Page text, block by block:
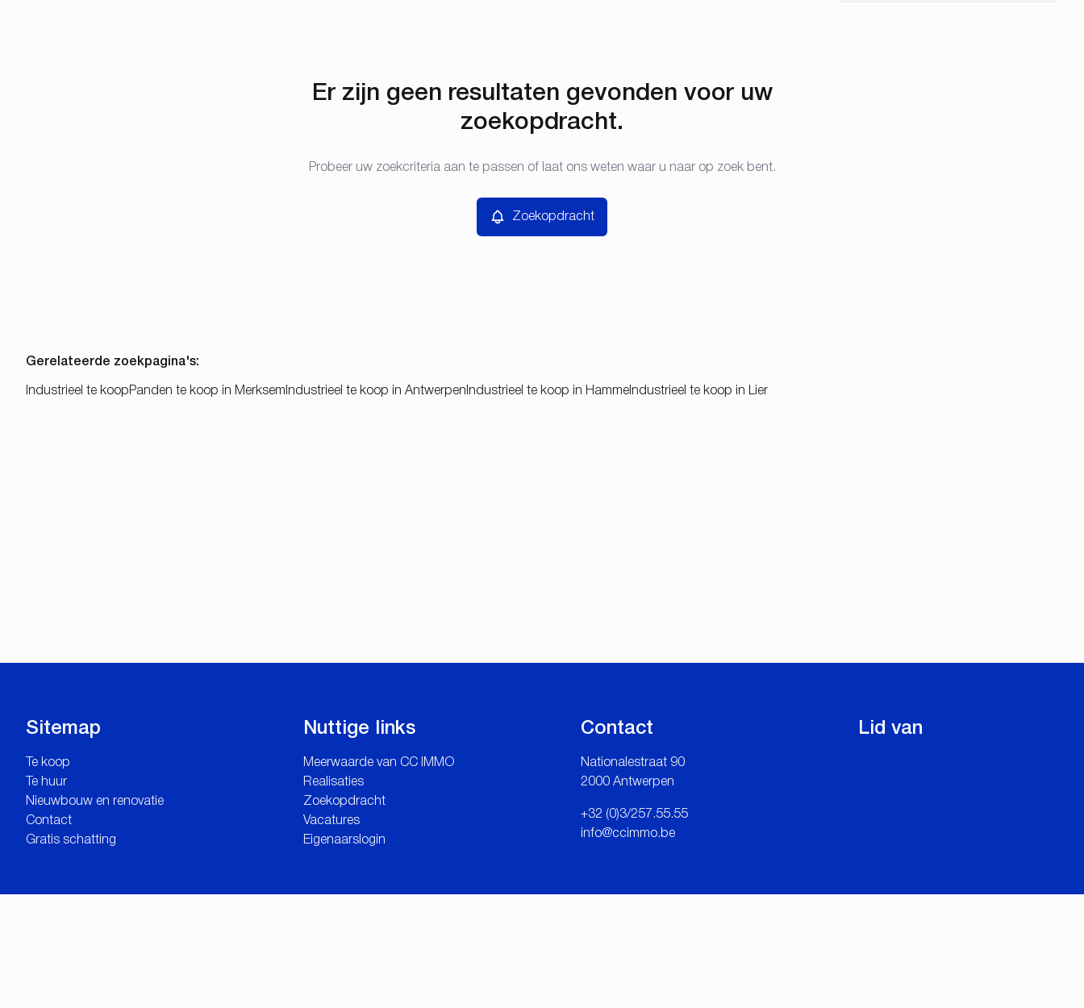
Er zijn geen resultaten gevonden voor uw
zoekopdracht.
Probeer uw zoekcriteria aan te passen of laat ons weten waar u naar op zoek bent.
Zoekopdracht
Gerelateerde zoekpagina's:
Industrieel te koop Panden te koop in Merksem Industrieel te koop in Antwerpen Industrieel te koop in Hamme Industrieel te koop in Lier
Sitemap
Te koop
Te huur
Nieuwbouw en renovatie
Contact
Gratis schatting
Nuttige links
Meerwaarde van CC IMMO
Realisaties
Zoekopdracht
Vacatures
Eigenaarslogin
Contact
Nationalestraat 90
2000 Antwerpen
+32 (0)3/257.55.55
info@ccimmo.be
Lid van